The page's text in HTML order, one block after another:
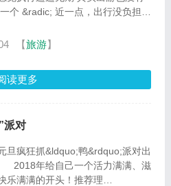
不跟别人打重复卡
【旅游】
读更多
派对
旦疯狂抓&ldquo;鸭&rdquo;派对出
2018年给自己一个活力满满、滋
乐满满的开头！推荐理